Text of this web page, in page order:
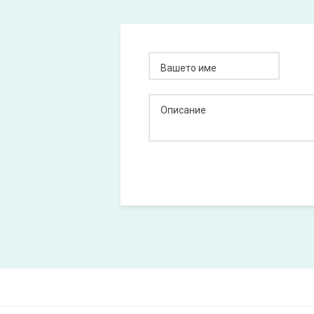
Вашето име
Описание